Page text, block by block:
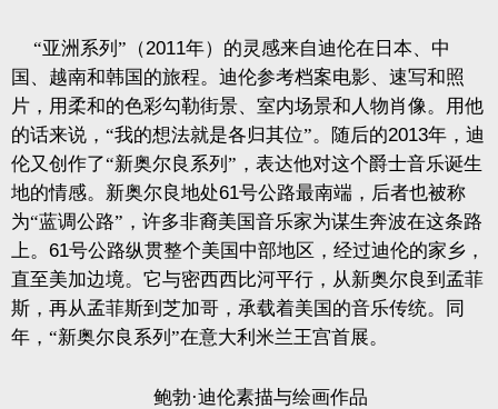
“亚洲系列”（2011年）的灵感来自迪伦在日本、中
国、越南和韩国的旅程。迪伦参考档案电影、速写和照
片，用柔和的色彩勾勒街景、室内场景和人物肖像。用他
的话来说，“我的想法就是各归其位”。随后的2013年，迪
伦又创作了“新奥尔良系列”，表达他对这个爵士音乐诞生
地的情感。新奥尔良地处61号公路最南端，后者也被称
为“蓝调公路”，许多非裔美国音乐家为谋生奔波在这条路
上。 61号公路纵贯整个美国中部地区，经过迪伦的家乡，
直至美加边境。它与密西西比河平行，从新奥尔良到孟菲
斯，再从孟菲斯到芝加哥，承载着美国的音乐传统。同
年，“新奥尔良系列”在意大利米兰王宫首展。
鲍勃·迪伦素描与绘画作品